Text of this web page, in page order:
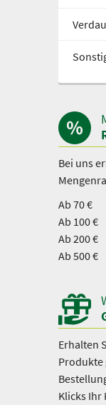
Bei uns
Ab 70 €
Ab 100 €
Ab 200 €
Ab 500 €
Erhalten
Produkte
Klicks Ihr